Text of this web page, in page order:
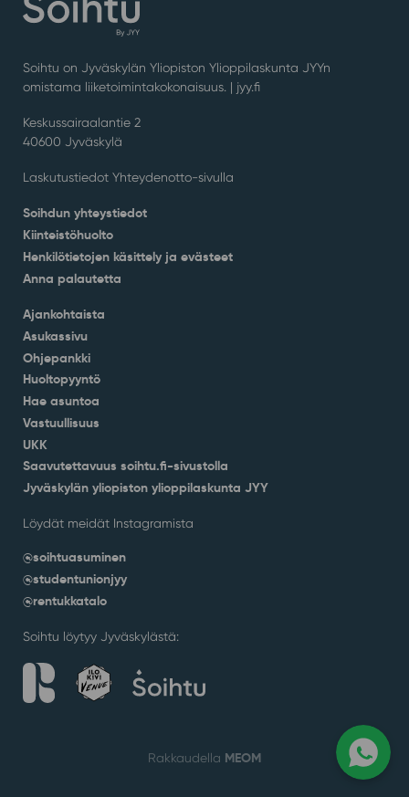
Soihtu on Jyväskylän Yliopiston Ylioppilaskunta JYYn
omistama liiketoimintakokonaisuus. | jyy.fi
Keskussairaalantie 2
40600 Jyväskylä
Laskutustiedot Yhteydenotto-sivulla
Soihdun yhteystiedot
Kiinteistöhuolto
Henkilötietojen käsittely ja evästeet
Anna palautetta
Ajankohtaista
Asukassivu
Ohjepankki
Huoltopyyntö
Hae asuntoa
Vastuullisuus
UKK
Saavutettavuus soihtu.fi-sivustolla
Jyväskylän yliopiston ylioppilaskunta JYY
Löydät meidät Instagramista
@soihtuasuminen
@studentunionjyy
@rentukkatalo
Soihtu löytyy Jyväskylästä:
Rakkaudella MEOM